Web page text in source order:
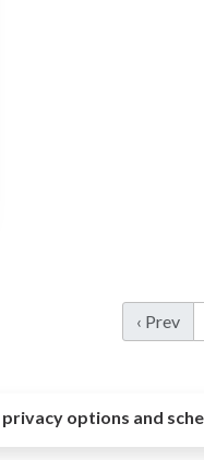
‹ Prev
options and